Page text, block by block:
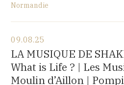
Normandie
Église Saint-Michel,
2 rue Saint-Jacques, Saint-
(76490)
à 17H
09.08.25
LA MUSIQUE DE
What is Life ? | Les
Moulin d’Aillon |